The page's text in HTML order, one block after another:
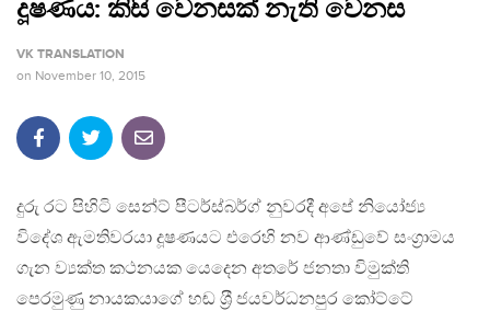
දූෂණය: කිසි වෙනසක් නැති වෙනස
VK TRANSLATION
on November 10, 2015
දුරු රට පිහිටි සෙන්ට් පීටර්ස්බර්ග් නුවරදී අපේ නියෝජ්‍ය
විදේශ ඇමතිවරයා දූෂණයට එරෙහි නව ආණ්ඩුවේ සංග‍්‍රාමය
ගැන ව්‍යක්ත කථනයක යෙදෙන අතරේ ජනතා විමුක්ති
පෙරමුණු නායකයාගේ හඬ ශ‍්‍රී ජයවර්ධනපුර කෝට්ටේ